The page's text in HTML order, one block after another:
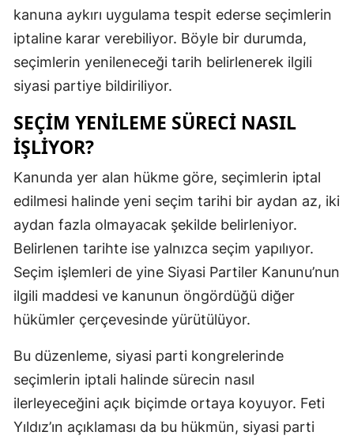
kanuna aykırı uygulama tespit ederse seçimlerin
iptaline karar verebiliyor. Böyle bir durumda,
seçimlerin yenileneceği tarih belirlenerek ilgili
siyasi partiye bildiriliyor.
SEÇIM YENILEME SÜRECI NASIL
IŞLIYOR?
Kanunda yer alan hükme göre, seçimlerin iptal
edilmesi halinde yeni seçim tarihi bir aydan az, iki
aydan fazla olmayacak şekilde belirleniyor.
Belirlenen tarihte ise yalnızca seçim yapılıyor.
Seçim işlemleri de yine Siyasi Partiler Kanunu’nun
ilgili maddesi ve kanunun öngördüğü diğer
hükümler çerçevesinde yürütülüyor.
Bu düzenleme, siyasi parti kongrelerinde
seçimlerin iptali halinde sürecin nasıl
ilerleyeceğini açık biçimde ortaya koyuyor. Feti
Yıldız’ın açıklaması da bu hükmün, siyasi parti